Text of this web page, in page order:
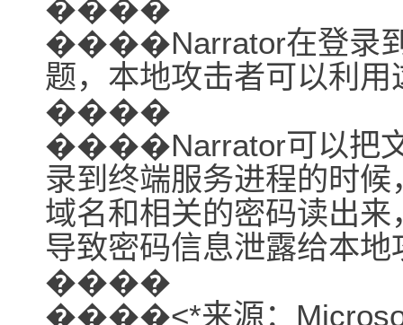
����
����Narrator在登录到
题，本地攻击者可以利
����
����Narrator可以把文
录到终端服务进程的时
域名和相关的密码读出
导致密码信息泄露给本地
����
����<*来源：